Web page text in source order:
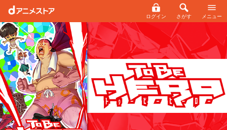
ログイン さがす メニュー